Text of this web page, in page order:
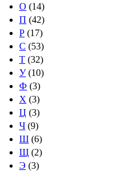
О (14)
П (42)
Р (17)
С (53)
Т (32)
У(10)
Ф (3)
Х (3)
Ц (3)
Ч (9)
Ш (6)
Щ (2)
Э (3)